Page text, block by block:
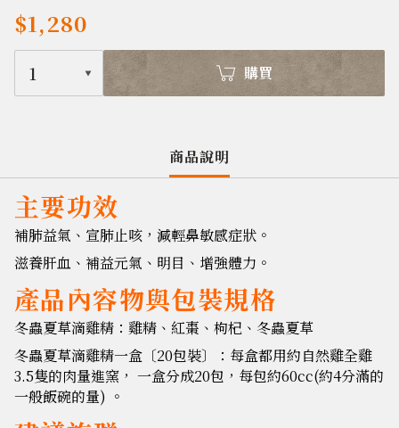
$1,280
1 購買
商品說明
主要功效
補肺益氣、宣肺止咳，減輕鼻敏感症狀。
滋養肝血、補益元氣、明目、增強體力。
產品內容物與包裝規格
冬蟲夏草滴雞精：雞精、紅棗、枸杞、冬蟲夏草
冬蟲夏草滴雞精一盒〔20包裝〕：每盒都用約自然雞全雞
3.5隻的肉量進窯， 一盒分成20包，每包約60cc(約4分滿的
一般飯碗的量) 。